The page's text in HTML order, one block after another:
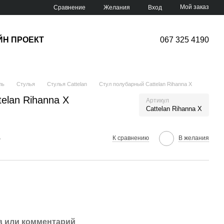
Сравнение Желания Вход Мой заказ
ПРОЕКТ 067 325 4190
Стулья Стулья Cattelan Стул полубарный Cattelan Rihanna X
Rihanna X Артикул
Cattelan Rihanna X
К сравнению В желания
комментарий